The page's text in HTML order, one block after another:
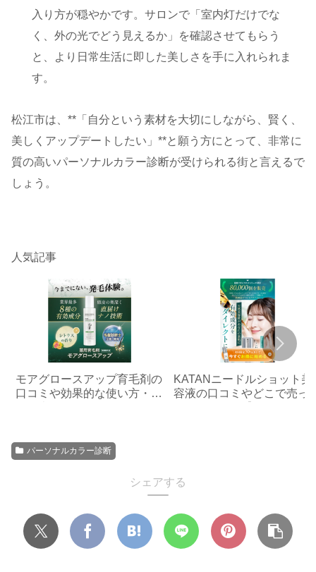
入り方が穏やかです。サロンで「室内灯だけでな
く、外の光でどう見えるか」を確認させてもらう
と、より日常生活に即した美しさを手に入れられま
す。
松江市は、**「自分という素材を大切にしながら、賢く、
美しくアップデートしたい」**と願う方にとって、非常に
質の高いパーソナルカラー診断が受けられる街と言えるで
しょう。
人気記事
モアグロースアップ育毛剤の
口コミや効果的な使い方・ど
KATANニードルショット美
容液の口コミやどこで売っ
パーソナルカラー診断
シェアする